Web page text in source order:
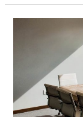
power
the